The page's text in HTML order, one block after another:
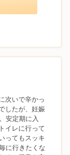
次いで辛かっ
したが、妊娠
安定期に入
イレに行って
ってもスッキ
に行きたくな